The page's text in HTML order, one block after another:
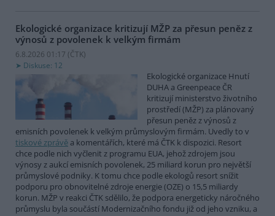
Ekologické organizace kritizují MŽP za přesun peněz z
výnosů z povolenek k velkým firmám
6.8.2026 01:17 (ČTK)
Diskuse: 12
Ekologické organizace Hnutí
DUHA a Greenpeace ČR
kritizují ministerstvo životního
prostředí (MŽP) za plánovaný
přesun peněz z výnosů z
emisních povolenek k velkým průmyslovým firmám. Uvedly to v
tiskové zprávě a komentářích, které má ČTK k dispozici. Resort
chce podle nich vyčlenit z programu EUA, jehož zdrojem jsou
výnosy z aukcí emisních povolenek, 25 miliard korun pro největší
průmyslové podniky. K tomu chce podle ekologů resort snížit
podporu pro obnovitelné zdroje energie (OZE) o 15,5 miliardy
korun. MŽP v reakci ČTK sdělilo, že podpora energeticky náročného
průmyslu byla součástí Modernizačního fondu již od jeho vzniku, a